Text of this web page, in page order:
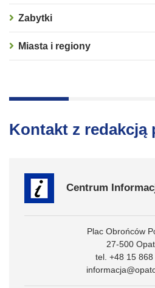
Zabytki
Miasta i regiony
Kontakt z redakcją
Centrum
Plac Obrońców
27-500
tel. +48 15 868